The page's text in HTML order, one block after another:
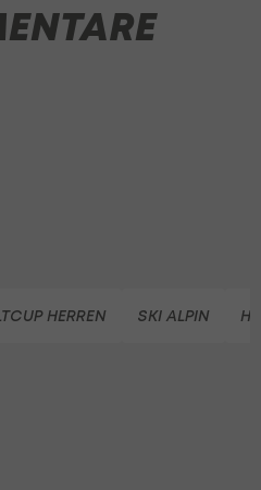
HERREN SKI ALPIN